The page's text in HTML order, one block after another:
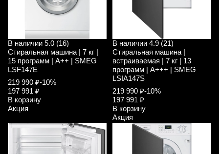
В наличии 5.0 (16)
Стиральная машина | 7 кг |
15 программ | A++ | SMEG
LSF147E
219 990 ₽-10%
197 991 ₽
В корзину
Акция
В наличии 4.9 (21)
Стиральная машина |
встраиваемая | 7 кг | 13
программ | A+++ | SMEG
LSIA147S
219 990 ₽-10%
197 991 ₽
В корзину
Акция